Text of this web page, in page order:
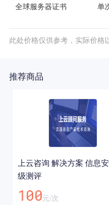
全球服务器证书 单
此处价格仅供参考，实际价格
推荐商品
上云咨询 解决方案 信息
级测评
100元/次